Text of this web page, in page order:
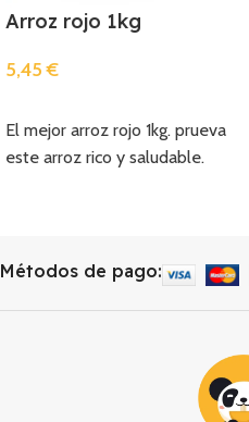
Arroz rojo 1kg
5,45€
El mejor arroz rojo 1kg. prueva
este arroz rico y saludable.
Métodos de pago: